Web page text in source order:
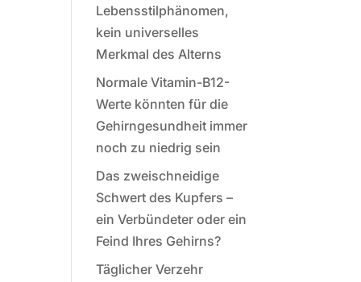
Lebensstilphänomen,
kein universelles
Merkmal des Alterns
Normale Vitamin-B12-
Werte könnten für die
Gehirngesundheit immer
noch zu niedrig sein
Das zweischneidige
Schwert des Kupfers –
ein Verbündeter oder ein
Feind Ihres Gehirns?
Täglicher Verzehr